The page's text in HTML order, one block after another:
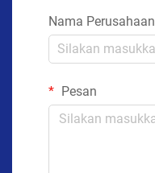
Nama Perusahaan
Pesan